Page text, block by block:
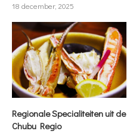
18 december, 2025
Regionale Specialiteiten uit de
Chubu Regio